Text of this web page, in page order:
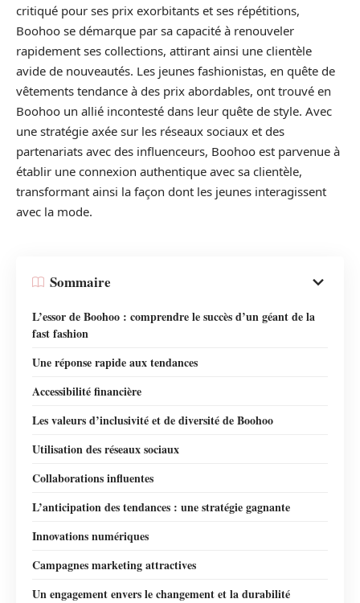
critiqué pour ses prix exorbitants et ses répétitions,
Boohoo se démarque par sa capacité à renouveler
rapidement ses collections, attirant ainsi une clientèle
avide de nouveautés. Les jeunes fashionistas, en quête de
vêtements tendance à des prix abordables, ont trouvé en
Boohoo un allié incontesté dans leur quête de style. Avec
une stratégie axée sur les réseaux sociaux et des
partenariats avec des influenceurs, Boohoo est parvenue à
établir une connexion authentique avec sa clientèle,
transformant ainsi la façon dont les jeunes interagissent
avec la mode.
Sommaire
L’essor de Boohoo : comprendre le succès d’un géant de la
fast fashion
Une réponse rapide aux tendances
Accessibilité financière
Les valeurs d’inclusivité et de diversité de Boohoo
Utilisation des réseaux sociaux
Collaborations influentes
L’anticipation des tendances : une stratégie gagnante
Innovations numériques
Campagnes marketing attractives
Un engagement envers le changement et la durabilité